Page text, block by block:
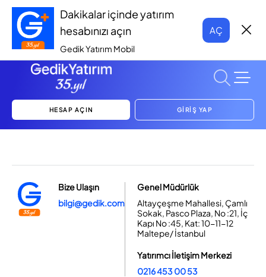
Dakikalar içinde yatırım
hesabınızı açın
Gedik Yatırım Mobil
AÇ
HESAP AÇIN GİRİŞ YAP
Bize Ulaşın
bilgi@gedik.com
Genel Müdürlük
Altayçeşme Mahallesi, Çamlı
Sokak, Pasco Plaza, No :21, İç
Kapı No :45, Kat: 10-11-12
Maltepe/ İstanbul
Yatırımcı İletişim Merkezi
0216 453 00 53